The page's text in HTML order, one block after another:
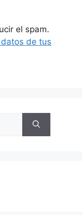
el spam.
de tus